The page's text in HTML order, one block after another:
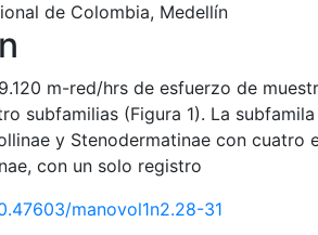
de Colombia, Medellín
m-red/hrs de esfuerzo de
subfamilias (Figura 1). La
y Stenodermatinae con cuatro
con un solo registro
manovol1n2.28-31